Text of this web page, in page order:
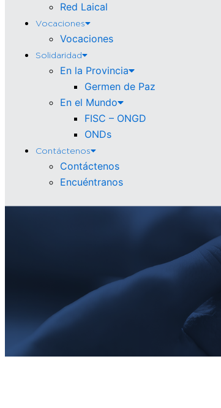
Red Laical
Vocaciones
Vocaciones
Solidaridad
En la Provincia
Germen de Paz
En el Mundo
FISC – ONGD
ONDs
Contáctenos
Contáctenos
Encuéntranos